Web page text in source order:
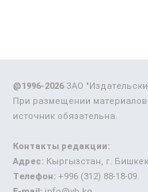
@1996-2026ЗАО
При размещении материалов
источник обязательна.
Контакты редакции:
Адрес: Кыргызстан, г.
Телефон: +996 (312) 88-18-09.